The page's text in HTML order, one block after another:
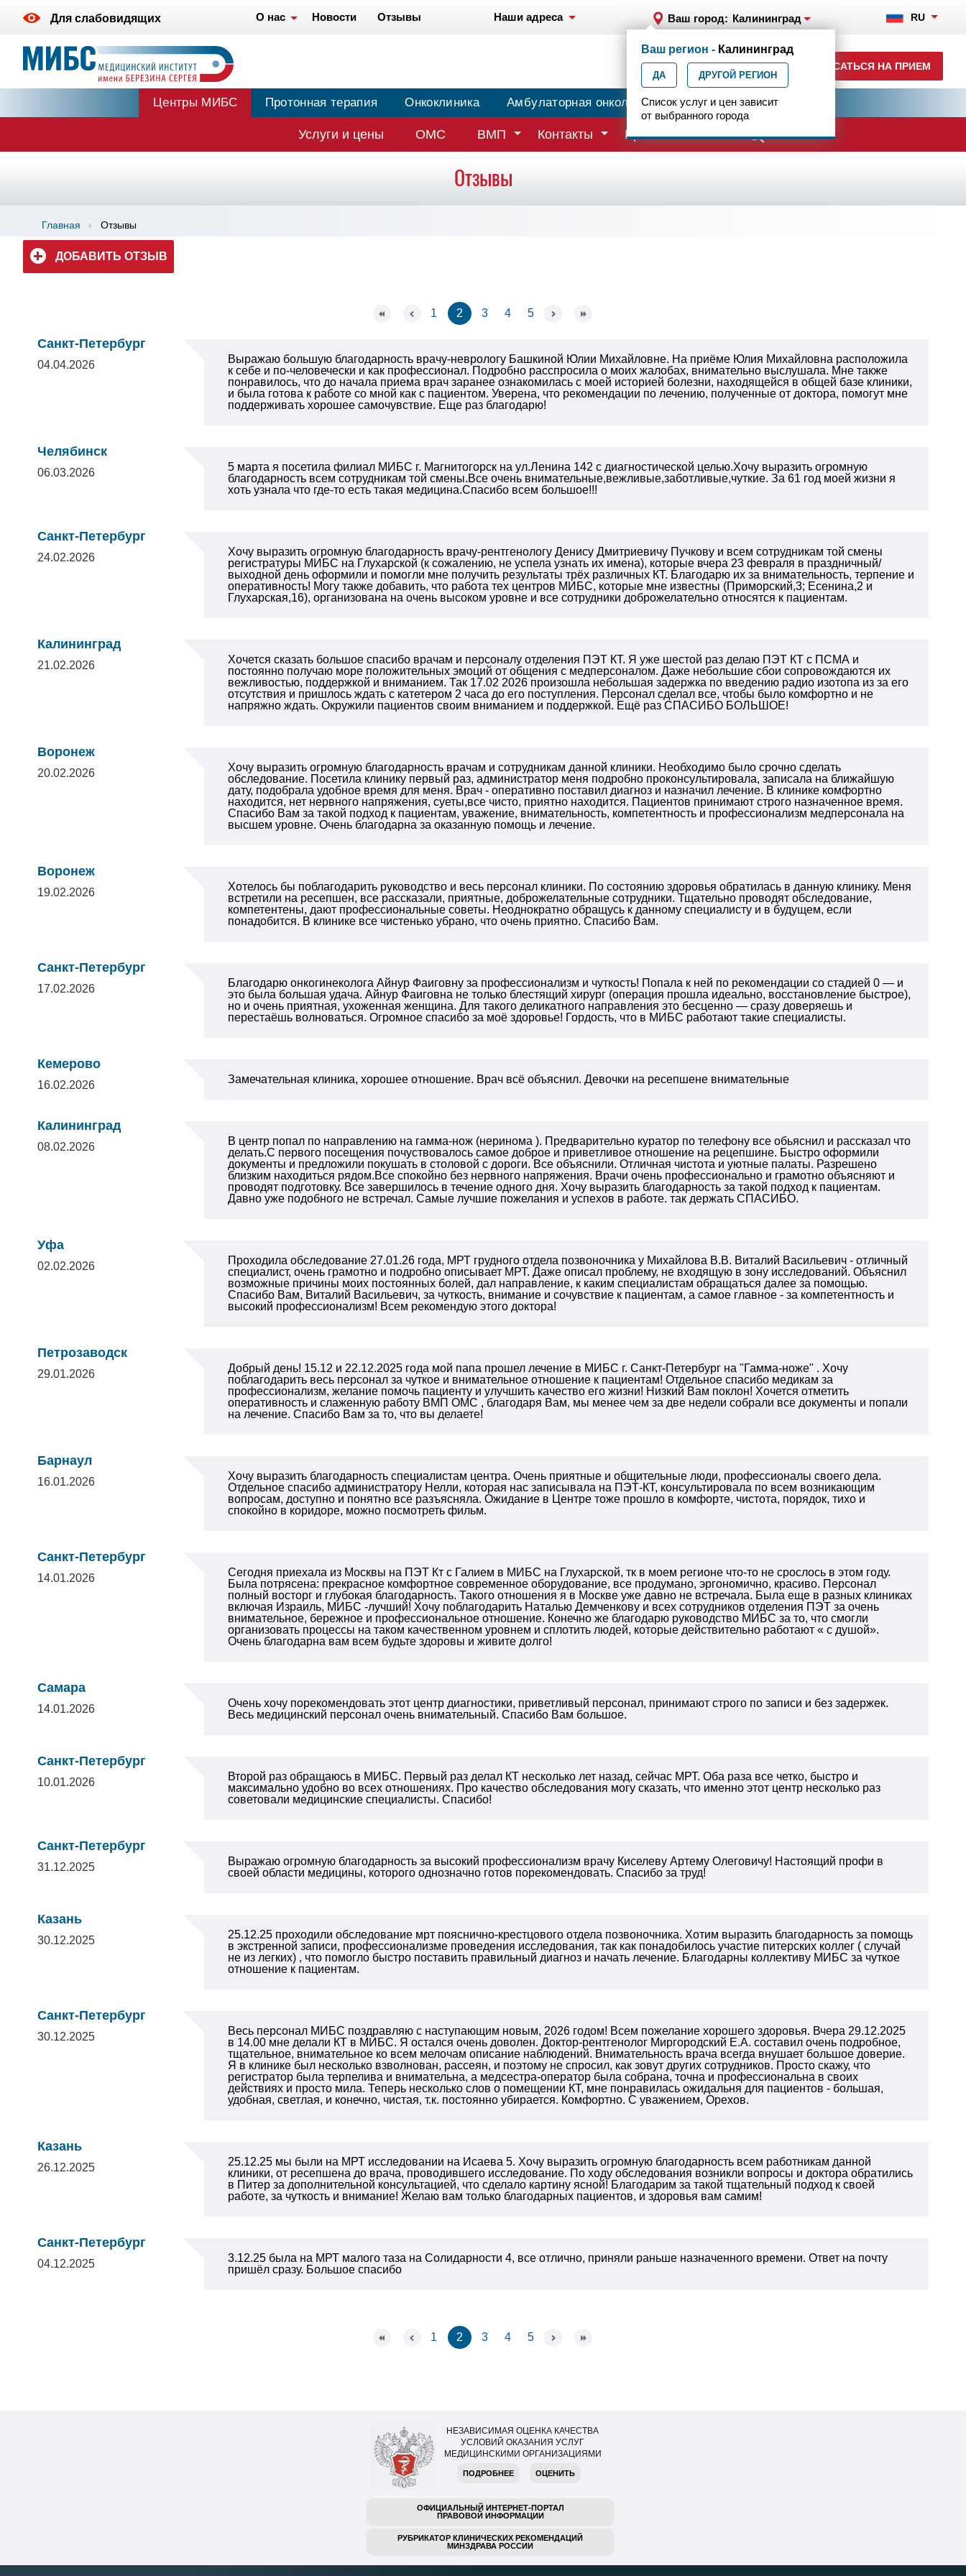
Для слабовидящих О нас Новости Отзывы Наши адреса Ваш город: Калининград RU
+7 (4012) 957-300
ежедн. 7.00-23.00
ЗАПИСАТЬСЯ НА ПРИЕМ
Ваш регион - Калининград
ДА ДРУГОЙ РЕГИОН
Список услуг и цен зависит
от выбранного города
Центры МИБС Протонная терапия Онкоклиника Амбулаторная онкология Центр эпилептологии
Услуги и цены ОМС ВМП Контакты Врачи
Отзывы
Главная Отзывы
ДОБАВИТЬ ОТЗЫВ
1 2 3 4 5
Санкт-Петербург
04.04.2026
Выражаю большую благодарность врачу-неврологу Башкиной Юлии Михайловне. На приёме Юлия Михайловна расположила
к себе и по-человечески и как профессионал. Подробно расспросила о моих жалобах, внимательно выслушала. Мне также
понравилось, что до начала приема врач заранее ознакомилась с моей историей болезни, находящейся в общей базе клиники,
и была готова к работе со мной как с пациентом. Уверена, что рекомендации по лечению, полученные от доктора, помогут мне
поддерживать хорошее самочувствие. Еще раз благодарю!
Челябинск
06.03.2026
5 марта я посетила филиал МИБС г. Магнитогорск на ул.Ленина 142 с диагностической целью.Хочу выразить огромную
благодарность всем сотрудникам той смены.Все очень внимательные,вежливые,заботливые,чуткие. За 61 год моей жизни я
хоть узнала что где-то есть такая медицина.Спасибо всем большое!!!
Санкт-Петербург
24.02.2026
Хочу выразить огромную благодарность врачу-рентгенологу Денису Дмитриевичу Пучкову и всем сотрудникам той смены
регистратуры МИБС на Глухарской (к сожалению, не успела узнать их имена), которые вчера 23 февраля в праздничный/
выходной день оформили и помогли мне получить результаты трёх различных КТ. Благодарю их за внимательность, терпение и
оперативность! Могу также добавить, что работа тех центров МИБС, которые мне известны (Приморский,3; Есенина,2 и
Глухарская,16), организована на очень высоком уровне и все сотрудники доброжелательно относятся к пациентам.
Калининград
21.02.2026
Хочется сказать большое спасибо врачам и персоналу отделения ПЭТ КТ. Я уже шестой раз делаю ПЭТ КТ с ПСМА и
постоянно получаю море положительных эмоций от общения с медперсоналом. Даже небольшие сбои сопровождаются их
вежливостью, поддержкой и вниманием. Так 17.02 2026 произошла небольшая задержка по введению радио изотопа из за его
отсутствия и пришлось ждать с катетером 2 часа до его поступления. Персонал сделал все, чтобы было комфортно и не
напряжно ждать. Окружили пациентов своим вниманием и поддержкой. Ещё раз СПАСИБО БОЛЬШОЕ!
Воронеж
20.02.2026
Хочу выразить огромную благодарность врачам и сотрудникам данной клиники. Необходимо было срочно сделать
обследование. Посетила клинику первый раз, администратор меня подробно проконсультировала, записала на ближайшую
дату, подобрала удобное время для меня. Врач - оперативно поставил диагноз и назначил лечение. В клинике комфортно
находится, нет нервного напряжения, суеты,все чисто, приятно находится. Пациентов принимают строго назначенное время.
Спасибо Вам за такой подход к пациентам, уважение, внимательность, компетентность и профессионализм медперсонала на
высшем уровне. Очень благодарна за оказанную помощь и лечение.
Воронеж
19.02.2026
Хотелось бы поблагодарить руководство и весь персонал клиники. По состоянию здоровья обратилась в данную клинику. Меня
встретили на ресепшен, все рассказали, приятные, доброжелательные сотрудники. Тщательно проводят обследование,
компетентены, дают профессиональные советы. Неоднократно обращусь к данному специалисту и в будущем, если
понадобится. В клинике все чистенько убрано, что очень приятно. Спасибо Вам.
Санкт-Петербург
17.02.2026
Благодарю онкогинеколога Айнур Фаиговну за профессионализм и чуткость! Попала к ней по рекомендации со стадией 0 — и
это была большая удача. Айнур Фаиговна не только блестящий хирург (операция прошла идеально, восстановление быстрое),
но и очень приятная, ухоженная женщина. Для такого деликатного направления это бесценно — сразу доверяешь и
перестаёшь волноваться. Огромное спасибо за моё здоровье! Гордость, что в МИБС работают такие специалисты.
Кемерово
16.02.2026 Замечательная клиника, хорошее отношение. Врач всё объяснил. Девочки на ресепшене внимательные
Калининград
08.02.2026
В центр попал по направлению на гамма-нож (неринома ). Предварительно куратор по телефону все обьяснил и рассказал что
делать.С первого посещения почуствовалось самое доброе и приветливое отношение на рецепшине. Быстро оформили
документы и предложили покушать в столовой с дороги. Все объяснили. Отличная чистота и уютные палаты. Разрешено
близким находиться рядом.Все спокойно без нервного напряжения. Врачи очень профессионально и грамотно объясняют и
проводят подготовку. Все завершилось в течение одного дня. Хочу выразить благодарность за такой подход к пациентам.
Давно уже подобного не встречал. Самые лучшие пожелания и успехов в работе. так держать СПАСИБО.
Уфа
02.02.2026
Проходила обследование 27.01.26 года, МРТ грудного отдела позвоночника у Михайлова В.В. Виталий Васильевич - отличный
специалист, очень грамотно и подробно описывает МРТ. Даже описал проблему, не входящую в зону исследований. Объяснил
возможные причины моих постоянных болей, дал направление, к каким специалистам обращаться далее за помощью.
Спасибо Вам, Виталий Васильевич, за чуткость, внимание и сочувствие к пациентам, а самое главное - за компетентность и
высокий профессионализм! Всем рекомендую этого доктора!
Петрозаводск
29.01.2026
Добрый день! 15.12 и 22.12.2025 года мой папа прошел лечение в МИБС г. Санкт-Петербург на "Гамма-ноже" . Хочу
поблагодарить весь персонал за чуткое и внимательное отношение к пациентам! Отдельное спасибо медикам за
профессионализм, желание помочь пациенту и улучшить качество его жизни! Низкий Вам поклон! Хочется отметить
оперативность и слаженную работу ВМП ОМС , благодаря Вам, мы менее чем за две недели собрали все документы и попали
на лечение. Спасибо Вам за то, что вы делаете!
Барнаул
16.01.2026
Хочу выразить благодарность специалистам центра. Очень приятные и общительные люди, профессионалы своего дела.
Отдельное спасибо администратору Нелли, которая нас записывала на ПЭТ-КТ, консультировала по всем возникающим
вопросам, доступно и понятно все разъясняла. Ожидание в Центре тоже прошло в комфорте, чистота, порядок, тихо и
спокойно в коридоре, можно посмотреть фильм.
Санкт-Петербург
14.01.2026
Сегодня приехала из Москвы на ПЭТ Кт с Галием в МИБС на Глухарской, тк в моем регионе что-то не срослось в этом году.
Была потрясена: прекрасное комфортное современное оборудование, все продумано, эргономично, красиво. Персонал
полный восторг и глубокая благодарность. Такого отношения я в Москве уже давно не встречала. Была еще в разных клиниках
включая Израиль, МИБС -лучший! Хочу поблагодарить Наталью Демченкову и всех сотрудников отделения ПЭТ за очень
внимательное, бережное и профессиональное отношение. Конечно же благодарю руководство МИБС за то, что смогли
организовать процессы на таком качественном уровнем и сплотить людей, которые действительно работают « с душой».
Очень благодарна вам всем будьте здоровы и живите долго!
Самара
14.01.2026
Очень хочу порекомендовать этот центр диагностики, приветливый персонал, принимают строго по записи и без задержек.
Весь медицинский персонал очень внимательный. Спасибо Вам большое.
Санкт-Петербург
10.01.2026
Второй раз обращаюсь в МИБС. Первый раз делал КТ несколько лет назад, сейчас МРТ. Оба раза все четко, быстро и
максимально удобно во всех отношениях. Про качество обследования могу сказать, что именно этот центр несколько раз
советовали медицинские специалисты. Спасибо!
Санкт-Петербург
31.12.2025
Выражаю огромную благодарность за высокий профессионализм врачу Киселеву Артему Олеговичу! Настоящий профи в
своей области медицины, которого однозначно готов порекомендовать. Спасибо за труд!
Казань
30.12.2025
25.12.25 проходили обследование мрт пояснично-крестцового отдела позвоночника. Хотим выразить благодарность за помощь
в экстренной записи, профессионализме проведения исследования, так как понадобилось участие питерских коллег ( случай
не из легких) , что помогло быстро поставить правильный диагноз и начать лечение. Благодарны коллективу МИБС за чуткое
отношение к пациентам.
Санкт-Петербург
30.12.2025
Весь персонал МИБС поздравляю с наступающим новым, 2026 годом! Всем пожелание хорошего здоровья. Вчера 29.12.2025
в 14.00 мне делали КТ в МИБС. Я остался очень доволен. Доктор-рентгенолог Миргородский Е.А. составил очень подробное,
тщательное, внимательное ко всем мелочам описание наблюдений. Внимательность врача всегда внушает большое доверие.
Я в клинике был несколько взволнован, рассеян, и поэтому не спросил, как зовут других сотрудников. Просто скажу, что
регистратор была терпелива и внимательна, а медсестра-оператор была собрана, точна и профессиональна в своих
действиях и просто мила. Теперь несколько слов о помещении КТ, мне понравилась ожидальня для пациентов - большая,
удобная, светлая, и конечно, чистая, т.к. постоянно убирается. Комфортно. С уважением, Орехов.
Казань
26.12.2025
25.12.25 мы были на МРТ исследовании на Исаева 5. Хочу выразить огромную благодарность всем работникам данной
клиники, от ресепшена до врача, проводившего исследование. По ходу обследования возникли вопросы и доктора обратились
в Питер за дополнительной консультацией, что сделало картину ясной! Благодарим за такой тщательный подход к своей
работе, за чуткость и внимание! Желаю вам только благодарных пациентов, и здоровья вам самим!
Санкт-Петербург
04.12.2025
3.12.25 была на МРТ малого таза на Солидарности 4, все отлично, приняли раньше назначенного времени. Ответ на почту
пришёл сразу. Большое спасибо
1 2 3 4 5
НЕЗАВИСИМАЯ ОЦЕНКА КАЧЕСТВА
УСЛОВИЙ ОКАЗАНИЯ УСЛУГ
МЕДИЦИНСКИМИ ОРГАНИЗАЦИЯМИ
ПОДРОБНЕЕ ОЦЕНИТЬ
ОФИЦИАЛЬНЫЙ ИНТЕРНЕТ-ПОРТАЛ
ПРАВОВОЙ ИНФОРМАЦИИ
РУБРИКАТОР КЛИНИЧЕСКИХ РЕКОМЕНДАЦИЙ
МИНЗДРАВА РОССИИ